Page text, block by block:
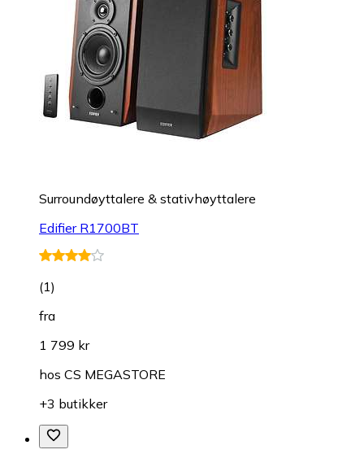
Surroundøyttalere & stativhøyttalere
Edifier R1700BT
(1)
fra
1 799 kr
hos CS MEGASTORE
+3 butikker